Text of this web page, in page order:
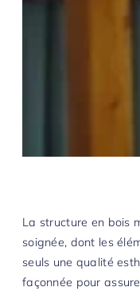
La structure en bois
soignée, dont les
seuls une qualité
façonnée pour